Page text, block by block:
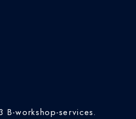
workshop-services.